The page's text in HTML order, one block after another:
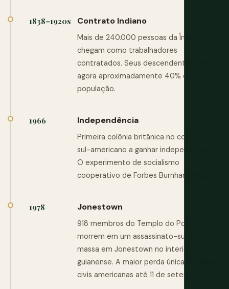
1838–1920s Contrato Indiano
Mais de 240.000 pessoas da Índia
chegam como trabalhadores
contratados. Seus descendentes são
agora aproximadamente 40% da
população.
1966 Independência
Primeira colônia britânica no continente
sul-americano a ganhar independência.
O experimento de socialismo
cooperativo de Forbes Burnham segue.
1978 Jonestown
918 membros do Templo do Povo
morrem em um assassinato-suicídio em
massa em Jonestown no interior
guianense. A maior perda única de vidas
civis americanas até 11 de setembro.